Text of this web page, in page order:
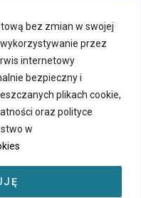
bez zmian w swojej
przez
internetowy
bezpieczny i
plikach cookie,
oraz polityce
w
ukraińskim, rosyjskim